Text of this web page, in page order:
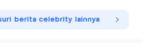
berita celebrity lainnya